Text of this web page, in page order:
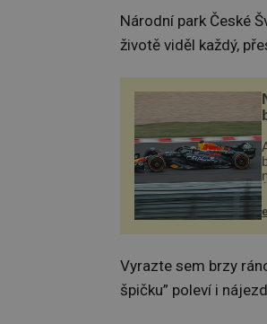
Národní park České
životě viděl každý,
Vyrazte sem brzy
špičku” poleví i